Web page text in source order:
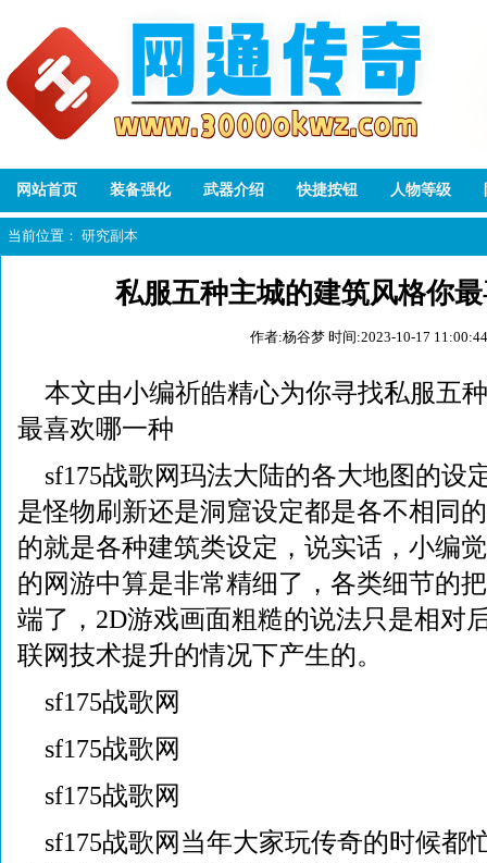
网站首页 装备强化 武器介绍 快捷按钮 人物等级
当前位置： 研究副本
私服五种主城的建筑风格你
作者:杨谷梦 时间:2023-10-17
本文由小编祈皓精心为你寻找私服五
最喜欢哪一种
sf175战歌网玛法大陆的各大地图的设
是怪物刷新还是洞窟设定都是各不相同
的就是各种建筑类设定，说实话，小编
的网游中算是非常精细了，各类细节的
端了，2D游戏画面粗糙的说法只是相对
联网技术提升的情况下产生的。
sf175战歌网
sf175战歌网
sf175战歌网
sf175战歌网当年大家玩传奇的时候都